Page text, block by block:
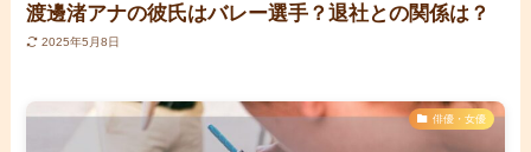
渡邊渚アナの彼氏はバレー選手？退社との関係は？
2025年5月8日
俳優・女優